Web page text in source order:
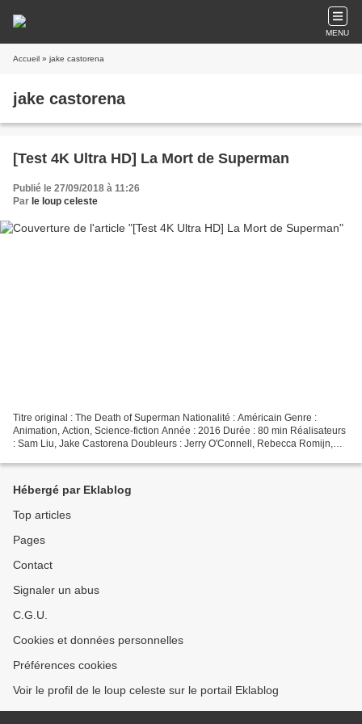
MENU
Accueil » jake castorena
jake castorena
[Test 4K Ultra HD] La Mort de Superman
Publié le 27/09/2018 à 11:26
Par le loup celeste
Titre original : The Death of Superman Nationalité : Américain Genre :
Animation, Action, Science-fiction Année : 2016 Durée : 80 min Réalisateurs
: Sam Liu, Jake Castorena Doubleurs : Jerry O'Connell, Rebecca Romijn,
Hébergé par Eklablog
Top articles
Pages
Contact
Signaler un abus
C.G.U.
Cookies et données personnelles
Préférences cookies
Voir le profil de le loup celeste sur le portail Eklablog